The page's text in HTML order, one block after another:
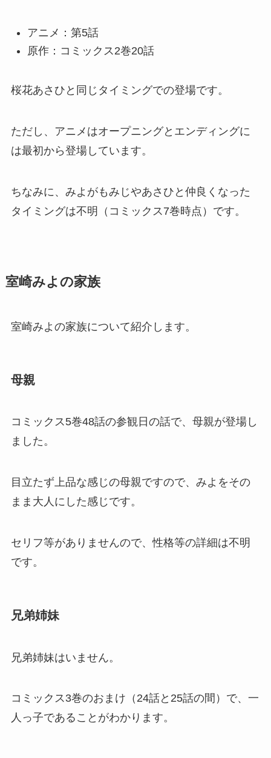
アニメ：第5話
原作：コミックス2巻20話
桜花あさひと同じタイミングでの登場です。
ただし、アニメはオープニングとエンディングに
は最初から登場しています。
ちなみに、みよがもみじやあさひと仲良くなった
タイミングは不明（コミックス7巻時点）です。
室崎みよの家族
室崎みよの家族について紹介します。
母親
コミックス5巻48話の参観日の話で、母親が登場し
ました。
目立たず上品な感じの母親ですので、みよをその
まま大人にした感じです。
セリフ等がありませんので、性格等の詳細は不明
です。
兄弟姉妹
兄弟姉妹はいません。
コミックス3巻のおまけ（24話と25話の間）で、一
人っ子であることがわかります。